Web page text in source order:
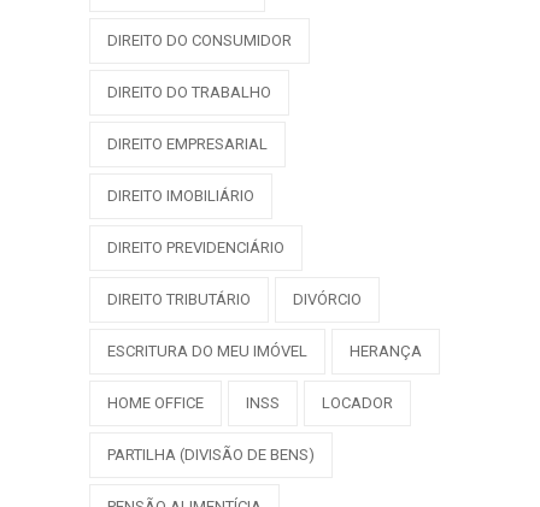
DIREITO DO CONSUMIDOR
DIREITO DO TRABALHO
DIREITO EMPRESARIAL
DIREITO IMOBILIÁRIO
DIREITO PREVIDENCIÁRIO
DIREITO TRIBUTÁRIO DIVÓRCIO
ESCRITURA DO MEU IMÓVEL HERANÇA
HOME OFFICE INSS LOCADOR
PARTILHA (DIVISÃO DE BENS)